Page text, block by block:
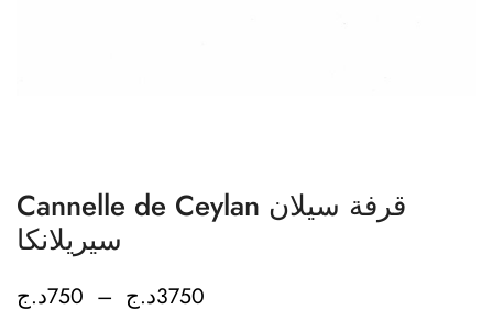
Cannelle de Ceylan قرفة سيلان
سيريلانكا
750د.ج – 3750د.ج